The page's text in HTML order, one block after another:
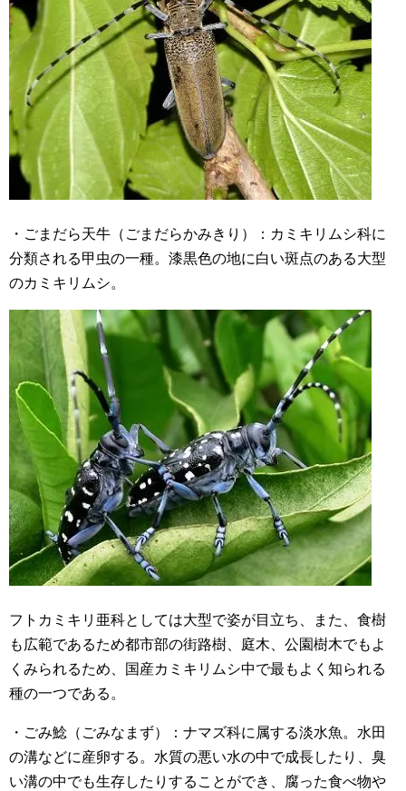
・ごまだら天牛（ごまだらかみきり）：カミキリムシ科に
分類される甲虫の一種。漆黒色の地に白い斑点のある大型
のカミキリムシ。
フトカミキリ亜科としては大型で姿が目立ち、また、食樹
も広範であるため都市部の街路樹、庭木、公園樹木でもよ
くみられるため、国産カミキリムシ中で最もよく知られる
種の一つである。
・ごみ鯰（ごみなまず）：ナマズ科に属する淡水魚。水田
の溝などに産卵する。水質の悪い水の中で成長したり、臭
い溝の中でも生存したりすることができ、腐った食べ物や